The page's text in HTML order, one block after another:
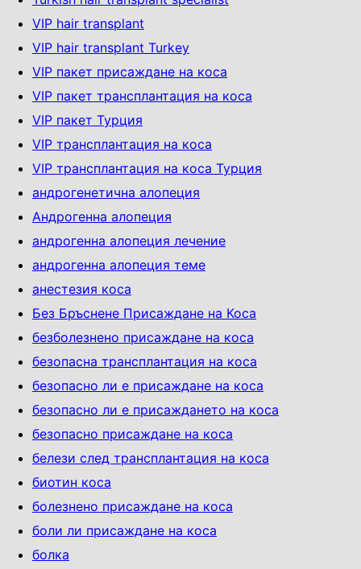
VIP hair transplant
VIP hair transplant Turkey
VIP пакет присаждане на коса
VIP пакет трансплантация на коса
VIP пакет Турция
VIP трансплантация на коса
VIP трансплантация на коса Турция
андрогенетична алопеция
Андрогенна алопеция
андрогенна алопеция лечение
андрогенна алопеция теме
анестезия коса
Без Бръснене Присаждане на Коса
безболезнено присаждане на коса
безопасна трансплантация на коса
безопасно ли е присаждане на коса
безопасно ли е присаждането на коса
безопасно присаждане на коса
белези след трансплантация на коса
биотин коса
болезнено присаждане на коса
боли ли присаждане на коса
болка